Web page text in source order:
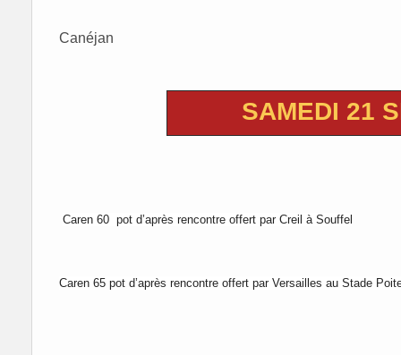
Canéjan
SAMEDI 21
Caren 60 pot d’après rencontre offert par Creil à Souffel
Caren 65 pot d’après rencontre offert par Versailles au Stade